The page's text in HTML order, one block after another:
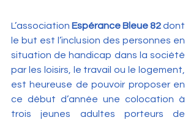
L’association Espérance Bleue 82 dont
le but est l’inclusion des personnes en
situation de handicap dans la société
par les loisirs, le travail ou le logement,
est heureuse de pouvoir proposer en
ce début d’année une colocation à
trois jeunes adultes porteurs de